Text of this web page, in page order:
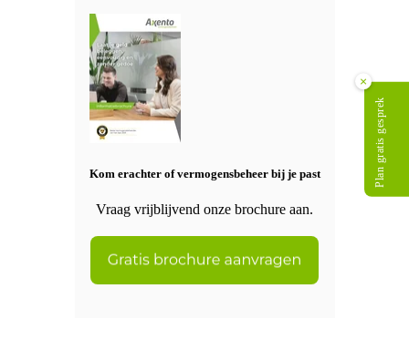
Kom erachter of vermogensbeheer bij je past
Vraag vrijblijvend onze brochure aan.
×
Plan gratis gesprek